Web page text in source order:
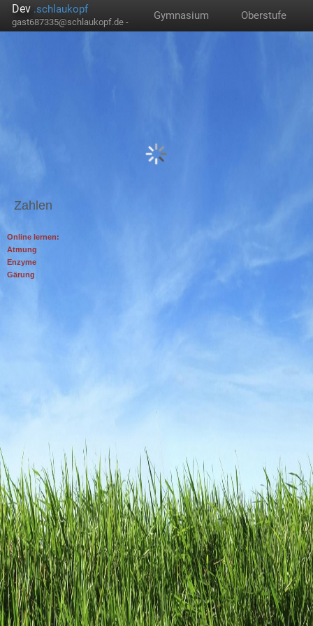
Dev .schlaukopf
gast687335@schlaukopf.de -
Gymnasium Oberstufe
Zahlen
Online lernen:
Atmung
Enzyme
Gärung